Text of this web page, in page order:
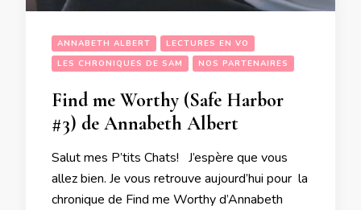
ANNABETH ALBERT
LECTURES EN VO
LES CHRONIQUES DE SAM
NOS PARTENAIRES
Find me Worthy (Safe Harbor
#3) de Annabeth Albert
Salut mes P’tits Chats! J’espère que vous
allez bien. Je vous retrouve aujourd’hui pour la
chronique de Find me Worthy d’Annabeth